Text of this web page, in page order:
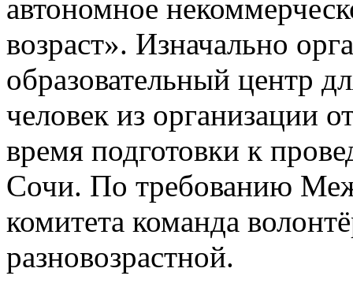
автономное
возраст». Изначально
образовательный центр
человек из организации
время подготовки к
Сочи. По требованию
комитета команда
разновозрастной.